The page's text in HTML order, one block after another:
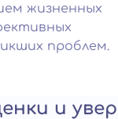
жизненных
проблем.
и